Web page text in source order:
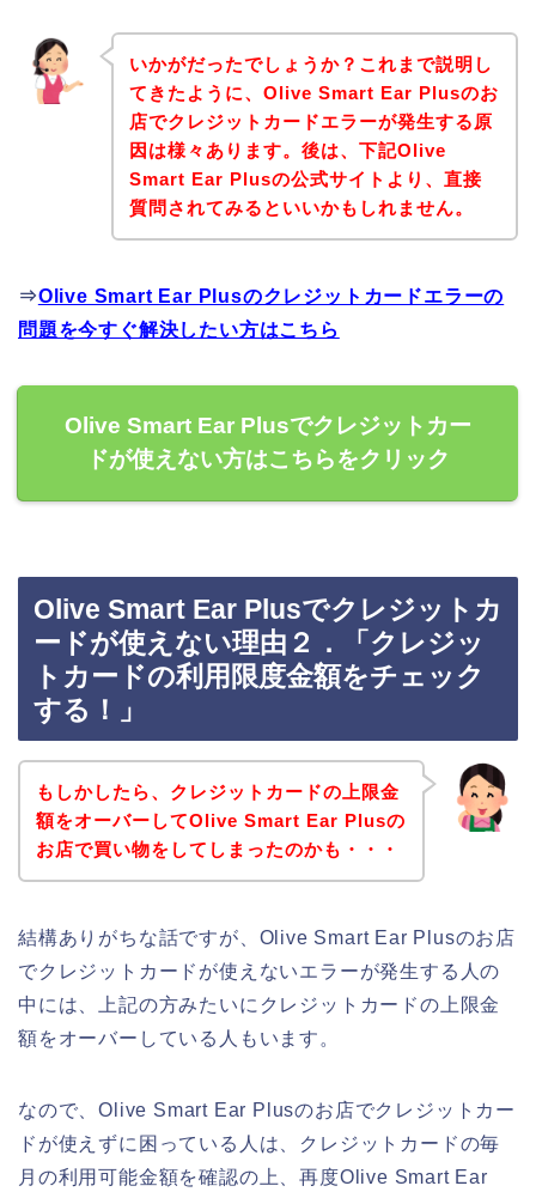
いかがだったでしょうか？これまで説明し
てきたように、Olive Smart Ear Plusのお
店でクレジットカードエラーが発生する原
因は様々あります。後は、下記Olive
Smart Ear Plusの公式サイトより、直接
質問されてみるといいかもしれません。
⇒Olive Smart Ear Plusのクレジットカードエラーの
問題を今すぐ解決したい方はこちら
Olive Smart Ear Plusでクレジットカー
ドが使えない方はこちらをクリック
Olive Smart Ear Plusでクレジットカ
ードが使えない理由２．「クレジッ
トカードの利用限度金額をチェック
する！」
もしかしたら、クレジットカードの上限金
額をオーバーしてOlive Smart Ear Plusの
お店で買い物をしてしまったのかも・・・
結構ありがちな話ですが、Olive Smart Ear Plusのお店
でクレジットカードが使えないエラーが発生する人の
中には、上記の方みたいにクレジットカードの上限金
額をオーバーしている人もいます。
なので、Olive Smart Ear Plusのお店でクレジットカー
ドが使えずに困っている人は、クレジットカードの毎
月の利用可能金額を確認の上、再度Olive Smart Ear